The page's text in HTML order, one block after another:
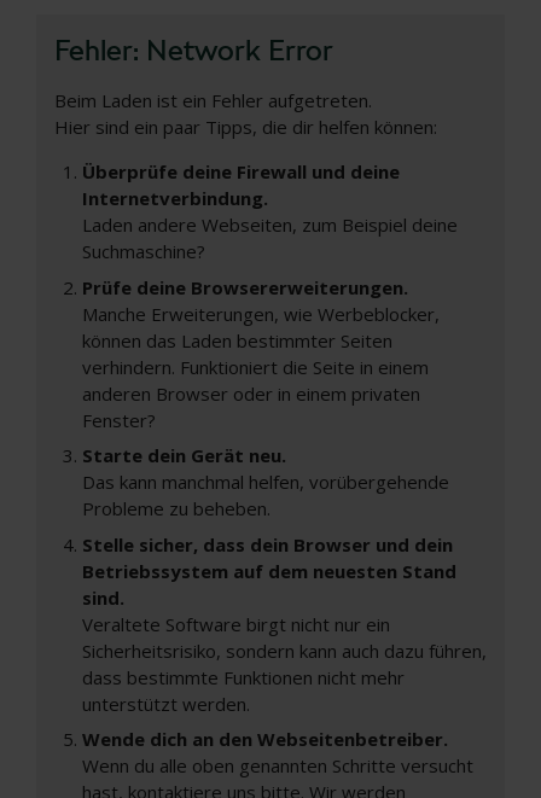
Fehler: Network Error
Beim Laden ist ein Fehler aufgetreten.
Hier sind ein paar Tipps, die dir helfen können:
Überprüfe deine Firewall und deine
Internetverbindung.
Laden andere Webseiten, zum Beispiel deine
Suchmaschine?
Prüfe deine Browsererweiterungen.
Manche Erweiterungen, wie Werbeblocker,
können das Laden bestimmter Seiten
verhindern. Funktioniert die Seite in einem
anderen Browser oder in einem privaten
Fenster?
Starte dein Gerät neu.
Das kann manchmal helfen, vorübergehende
Probleme zu beheben.
Stelle sicher, dass dein Browser und dein
Betriebssystem auf dem neuesten Stand
sind.
Veraltete Software birgt nicht nur ein
Sicherheitsrisiko, sondern kann auch dazu führen,
dass bestimmte Funktionen nicht mehr
unterstützt werden.
Wende dich an den Webseitenbetreiber.
Wenn du alle oben genannten Schritte versucht
hast, kontaktiere uns bitte. Wir werden